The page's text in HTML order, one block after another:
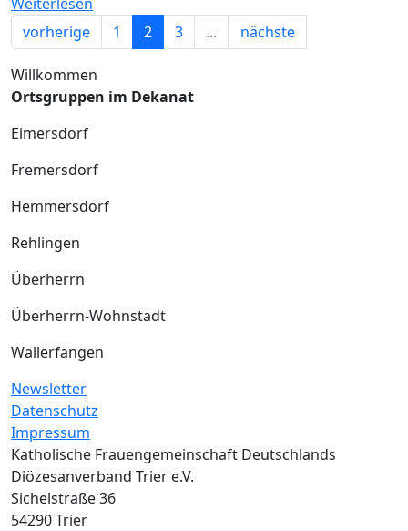
vorherige
1 2 3 ... nächste
Willkommen
Ortsgruppen im Dekanat
Eimersdorf
Fremersdorf
Hemmersdorf
Rehlingen
Überherrn
Überherrn-Wohnstadt
Wallerfangen
Newsletter
Datenschutz
Impressum
Katholische Frauengemeinschaft Deutschlands
Diözesanverband Trier e.V.
Sichelstraße 36
54290 Trier